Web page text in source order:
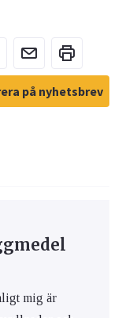
på nyhetsbrev
mig är